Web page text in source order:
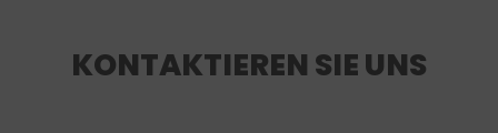
KONTAKTIEREN SIE UNS